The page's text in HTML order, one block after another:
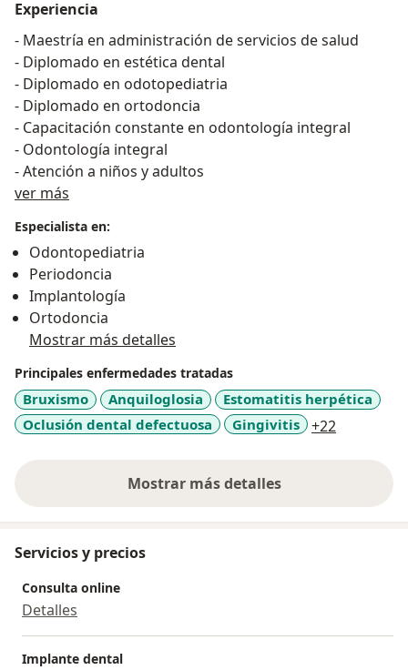
Experiencia
- Maestría en administración de servicios de salud
- Diplomado en estética dental
- Diplomado en odotopediatria
- Diplomado en ortodoncia
- Capacitación constante en odontología integral
- Odontología integral
- Atención a niños y adultos
ver más
Especialista en:
Odontopediatria
Periodoncia
Implantología
Ortodoncia
Mostrar más detalles
Principales enfermedades tratadas
Bruxismo Anquiloglosia
Estomatitis herpética
Oclusión dental defectuosa
Gingivitis +22
Mostrar más detalles
sobre la experiencia
Servicios y precios
Consulta online
Detalles
Implante dental